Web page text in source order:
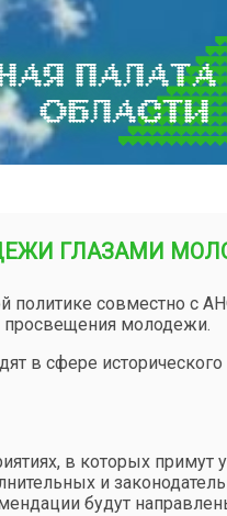
ОБЛАСТИ
ГЛАЗАМИ
совместно с
просвещения молодежи.
в сфере
в которых примут
и
будут